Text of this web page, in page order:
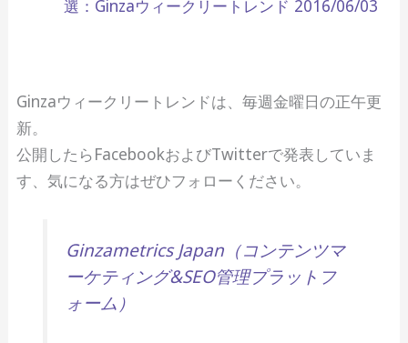
選：Ginzaウィークリートレンド 2016/06/03
Ginzaウィークリートレンドは、毎週金曜日の正午更
新。
公開したらFacebookおよびTwitterで発表していま
す、気になる方はぜひフォローください。
Ginzametrics Japan（コンテンツマ
ーケティング&SEO管理プラットフ
ォーム）